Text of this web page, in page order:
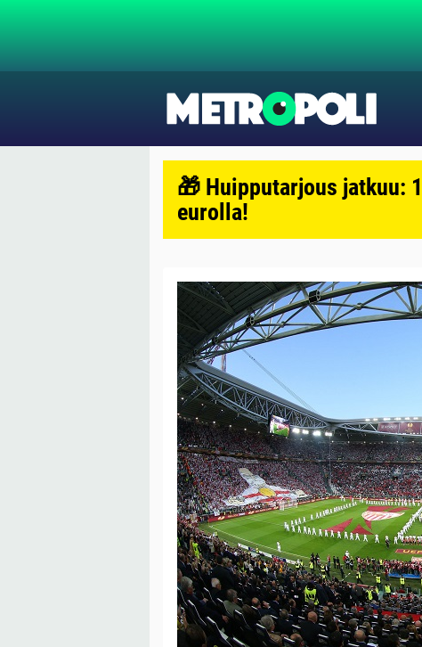
🎁 Huipputarjous jatkuu:
eurolla!